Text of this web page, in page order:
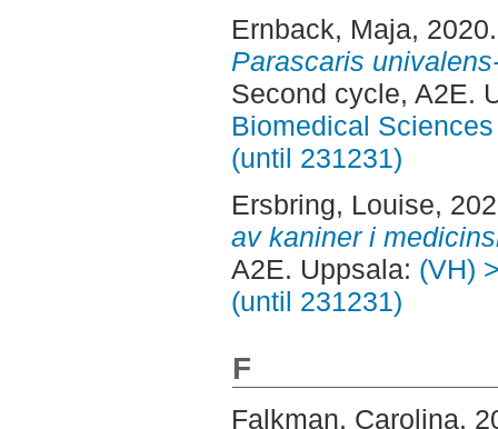
Ernback, Maja,
Parascaris
Second cycle, A2E.
Biomedical
(until 231231)
Ersbring, Louise,
av kaniner i
A2E. Uppsala: (VH)
(until 231231)
F
Falkman, Carolina,